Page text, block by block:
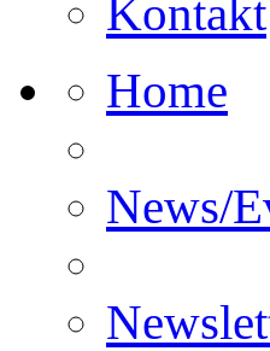
Kontakt
Home
News/